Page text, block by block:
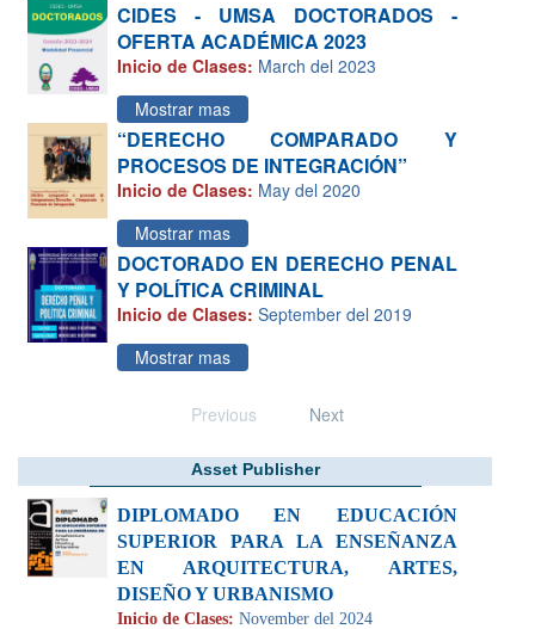
CIDES - UMSA DOCTORADOS -
OFERTA ACADÉMICA 2023
Inicio de Clases: March del 2023
Mostrar mas
“DERECHO COMPARADO Y
PROCESOS DE INTEGRACIÓN”
Inicio de Clases: May del 2020
Mostrar mas
DOCTORADO EN DERECHO PENAL
Y POLÍTICA CRIMINAL
Inicio de Clases: September del 2019
Mostrar mas
Previous Next
Asset Publisher
DIPLOMADO EN EDUCACIÓN
SUPERIOR PARA LA ENSEÑANZA
EN ARQUITECTURA, ARTES,
DISEÑO Y URBANISMO
Inicio de Clases: November del 2024